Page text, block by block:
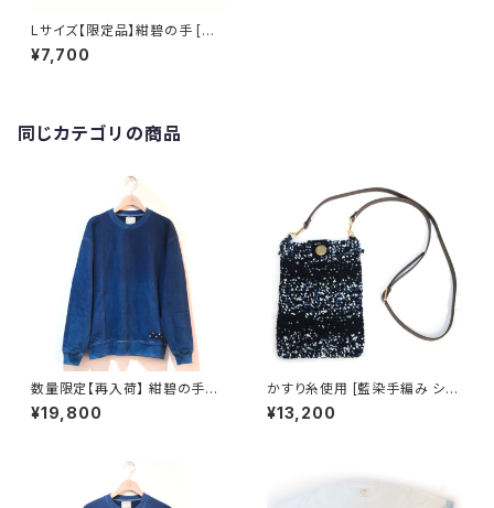
Lサイズ【限定品】紺碧の手 [天
然藍染 Tシャツ] 半袖 全体絞り
染め(左肩絞り無し)※職人手染
¥7,700
同じカテゴリの商品
数量限定【再入荷】 紺碧の手
[天然藍染スウェット] XL・2XL
※職人手染め
¥19,800
かすり糸使用 [藍染手編み ショ
ルダーバッグ] 久留米絣 藍染 池
田絣工房
¥13,200